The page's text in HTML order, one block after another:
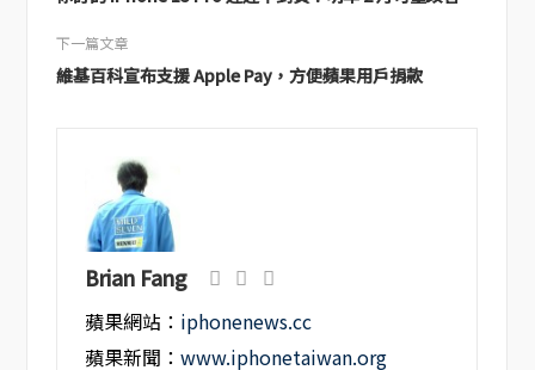
下一篇文章
維基百科宣布支援 Apple Pay，方便蘋果用戶捐款
Brian Fang
蘋果網站： iphonenews.cc
蘋果新聞：www.iphonetaiwan.org